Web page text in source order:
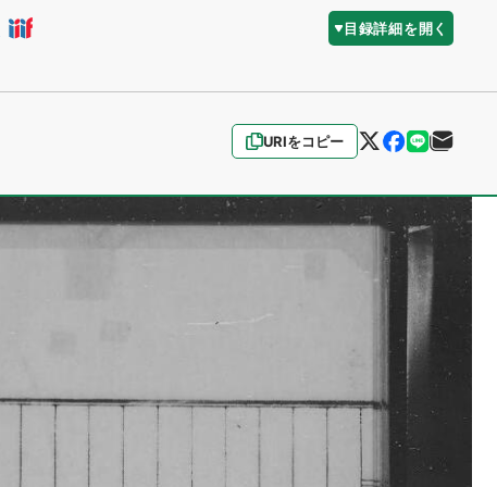
目録詳細を開く
URIをコピー